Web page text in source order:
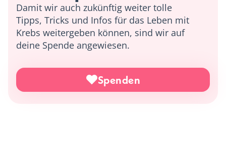
Damit wir auch zukünftig weiter tolle
Tipps, Tricks und Infos für das Leben mit
Krebs weitergeben können, sind wir auf
deine Spende angewiesen.
Spenden